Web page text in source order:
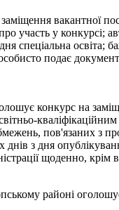
вакантної
участь у конкурсі;
спеціальна освіта;
подає
конкурс на
пов'язаних з
днів з дня
щоденно,
районі